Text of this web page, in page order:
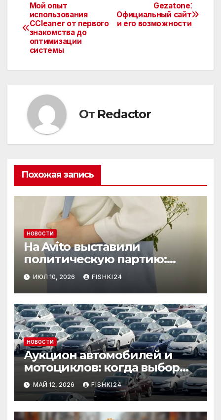
Навигация
по
записям
Gezatone⁚
Официальный сайт
и его возможности
Мой опыт
использования
CCleaner от первого
знакомства до
оптимизации
системы
От Redactor
Похожая запись
НОВОСТИ
На Avito выставили
политическую партию:
необычный лот привлёк
внимание
ИЮЛ 10, 2026 FISHKI24
НОВОСТИ
Аукцион автомобилей и
мотоциклов: когда выбор
становится осознанным
МАЙ 12, 2026 FISHKI24